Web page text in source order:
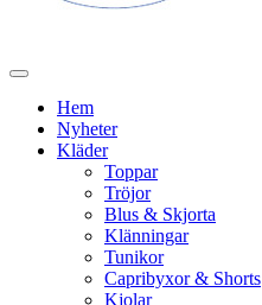
Hem
Nyheter
Kläder
Toppar
Tröjor
Blus & Skjorta
Klänningar
Tunikor
Capribyxor & Shorts
Kjolar